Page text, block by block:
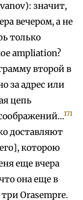
значит,
вечером, а не
только
ampliation?
второй в
за адрес или
цепь
171
доставляют
которою
еще вчера
она еще в
Orasempre.